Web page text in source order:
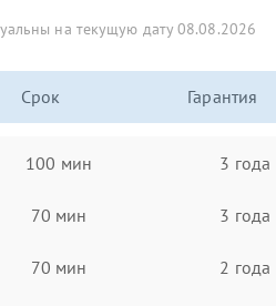
на текущую дату 08.08.2026
Срок Гарантия
100 мин 3 года
70 мин 3 года
70 мин 2 года